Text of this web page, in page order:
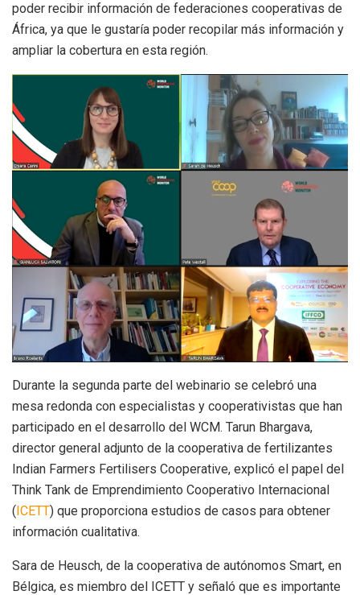
poder recibir información de federaciones cooperativas de
África, ya que le gustaría poder recopilar más información y
ampliar la cobertura en esta región.
Durante la segunda parte del webinario se celebró una
mesa redonda con especialistas y cooperativistas que han
participado en el desarrollo del WCM. Tarun Bhargava,
director general adjunto de la cooperativa de fertilizantes
Indian Farmers Fertilisers Cooperative, explicó el papel del
Think Tank de Emprendimiento Cooperativo Internacional
(ICETT) que proporciona estudios de casos para obtener
información cualitativa.
Sara de Heusch, de la cooperativa de autónomos Smart, en
Bélgica, es miembro del ICETT y señaló que es importante